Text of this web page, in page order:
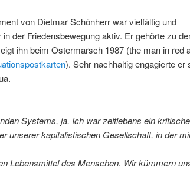
von Dietmar Schönherr war vielfältig und
der Friedensbewegung aktiv. Er gehörte zu
ihn beim Ostermarsch 1987 (the man in red
). Sehr nachhaltig engagierte er
Systems, ja. Ich war zeitlebens ein
unserer kapitalistischen Gesellschaft, in der
Lebensmittel des Menschen. Wir kümmern